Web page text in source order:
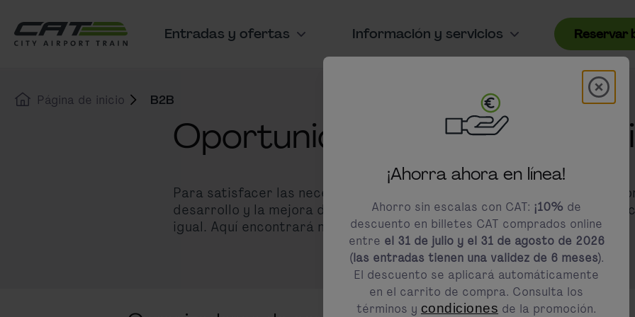
Navegación principal
Entradas y ofertas Información y servicios Reservar
Página de inicio B2B
Oportunidades de
Para satisfacer las necesidades de nuestros socios B2B, trabajamos
desarrollo y la mejora de nuestras ofertas empresariales. Somos su
igual. Aquí encontrará nuestros servicios estandarizados.
Modal
modals.promotion.title
¡Ahorra ahora en línea!
Ahorro sin escalas con CAT: ¡10% de
descuento en billetes CAT comprados online
entre el 31 de julio y el 31 de agosto de 2026
(las entradas tienen una validez de 6 meses).
El descuento se aplicará automáticamente
en el carrito de compra. Consulta los
términos y condiciones de la promoción.